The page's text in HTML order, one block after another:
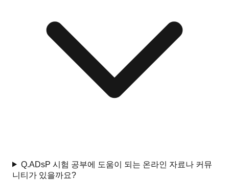
Q.ADsP 시험 공부에 도움이 되는 온라인 자료나 커뮤
니티가 있을까요?